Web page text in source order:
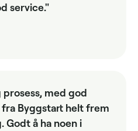
service."
med god
Byggstart helt frem
å ha noen i